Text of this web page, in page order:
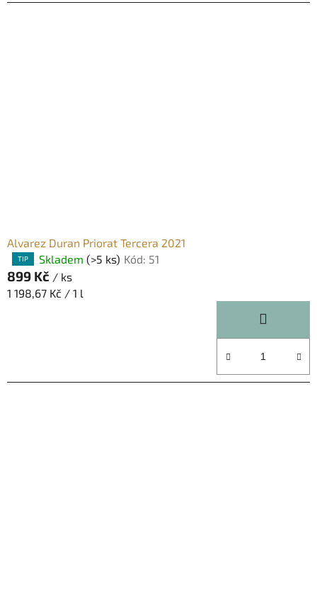
Alvarez Duran Priorat Tercera 2021
Průměrné
hodnocení
produktu
TIP Skladem (>5 ks) Kód: 51
899 Kč / ks
Měrná
1 198,67 Kč / 1 l